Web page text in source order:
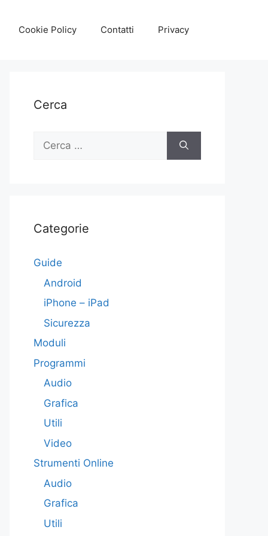
Cookie Policy Contatti Privacy
Cerca
Ricerca
Categorie
Guide
Android
iPhone – iPad
Sicurezza
Moduli
Programmi
Audio
Grafica
Utili
Video
Strumenti Online
Audio
Grafica
Utili